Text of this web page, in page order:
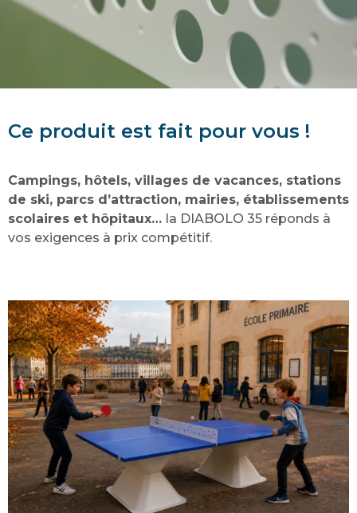
Ce produit est fait pour vous !
Campings, hôtels, villages de vacances, stations
de ski, parcs d’attraction, mairies, établissements
scolaires et hôpitaux… la DIABOLO 35 réponds à
vos exigences à prix compétitif.